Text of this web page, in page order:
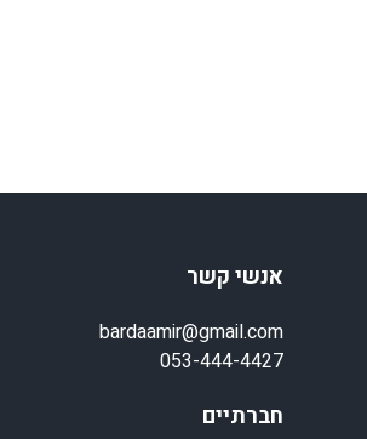
אנשי קשר
bardaamir@gmail.com
053-444-4427
חברתיים